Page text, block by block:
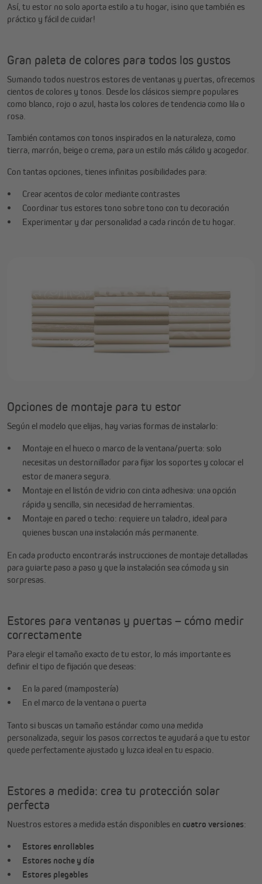
Así, tu estor no solo aporta estilo a tu hogar, ¡sino que también es
práctico y fácil de cuidar!
Gran paleta de colores para todos los gustos
Sumando todos nuestros estores de ventanas y puertas, ofrecemos
cientos de colores y tonos. Desde los clásicos siempre populares
como blanco, rojo o azul, hasta los colores de tendencia como lila o
rosa.
También contamos con tonos inspirados en la naturaleza, como
tierra, marrón, beige o crema, para un estilo más cálido y acogedor.
Con tantas opciones, tienes infinitas posibilidades para:
Crear acentos de color mediante contrastes
Coordinar tus estores tono sobre tono con tu decoración
Experimentar y dar personalidad a cada rincón de tu hogar.
Opciones de montaje para tu estor
Según el modelo que elijas, hay varias formas de instalarlo:
Montaje en el hueco o marco de la ventana/puerta: solo
necesitas un destornillador para fijar los soportes y colocar el
estor de manera segura.
Montaje en el listón de vidrio con cinta adhesiva: una opción
rápida y sencilla, sin necesidad de herramientas.
Montaje en pared o techo: requiere un taladro, ideal para
quienes buscan una instalación más permanente.
En cada producto encontrarás instrucciones de montaje detalladas
para guiarte paso a paso y que la instalación sea cómoda y sin
sorpresas.
Estores para ventanas y puertas – cómo medir
correctamente
Para elegir el tamaño exacto de tu estor, lo más importante es
definir el tipo de fijación que deseas:
En la pared (mampostería)
En el marco de la ventana o puerta
Tanto si buscas un tamaño estándar como una medida
personalizada, seguir los pasos correctos te ayudará a que tu estor
quede perfectamente ajustado y luzca ideal en tu espacio.
Estores a medida: crea tu protección solar
perfecta
Nuestros estores a medida están disponibles en cuatro versiones:
Estores enrollables
Estores noche y día
Estores plegables